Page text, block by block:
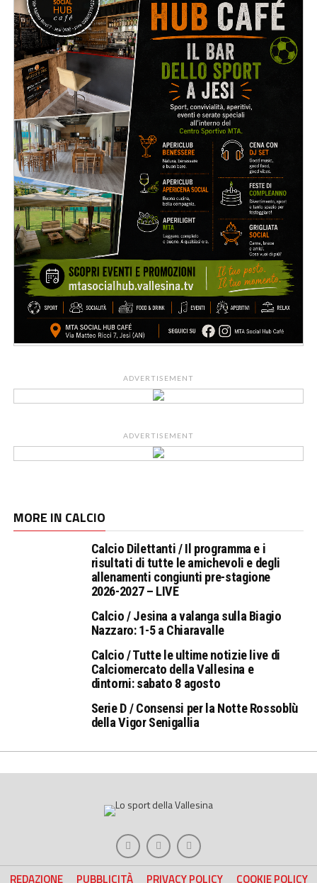
ADVERTISEMENT
ADVERTISEMENT
MORE IN CALCIO
Calcio Dilettanti / Il programma e i
risultati di tutte le amichevoli e degli
allenamenti congiunti pre-stagione
2026-2027 – LIVE
Calcio / Jesina a valanga sulla Biagio
Nazzaro: 1-5 a Chiaravalle
Calcio / Tutte le ultime notizie live di
Calciomercato della Vallesina e
dintorni: sabato 8 agosto
Serie D / Consensi per la Notte Rossoblù
della Vigor Senigallia
REDAZIONE PUBBLICITÀ PRIVACY POLICY COOKIE POLICY